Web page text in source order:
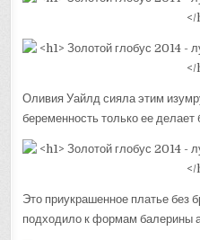
Оливия Уайлд сияла этим
беременность только ее делает
Это приукрашенное платье без
подходило к формам балерины